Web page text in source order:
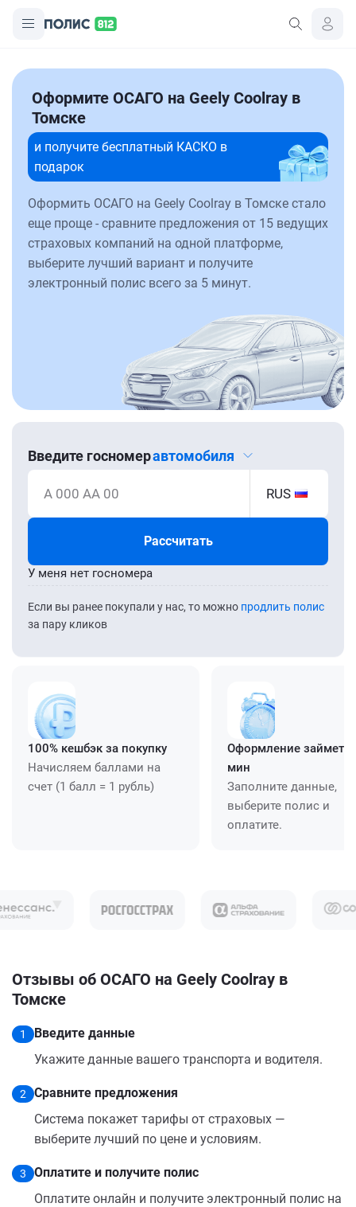
Оформите ОСАГО на Geely Coolray в
Томске
и получите бесплатный КАСКО в
подарок
Оформить ОСАГО на Geely Coolray в Томске стало
еще проще - сравните предложения от 15 ведущих
страховых компаний на одной платформе,
выберите лучший вариант и получите
электронный полис всего за 5 минут.
Введите госномеравтомобиля
А 000 АА 00 RUS
Рассчитать
Если вы ранее покупали у нас, то можно продлить полис
за пару кликов
У меня нет госномера
100% кешбэк за покупку
Начисляем баллами на
счет (1 балл = 1 рубль)
Оформление займет
мин
Заполните данные,
выберите полис и
оплатите.
Отзывы об ОСАГО на Geely Coolray в
Томске
1
Введите данные
Укажите данные вашего транспорта и водителя.
2
Сравните предложения
Система покажет тарифы от страховых —
выберите лучший по цене и условиям.
3
Оплатите и получите полис
Оплатите онлайн и получите электронный полис на